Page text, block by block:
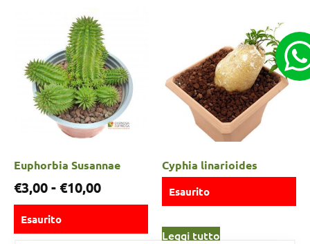
Euphorbia Susannae
€3,00- €10,00
Esaurito
Cyphia linarioides
Esaurito
Leggi tutto